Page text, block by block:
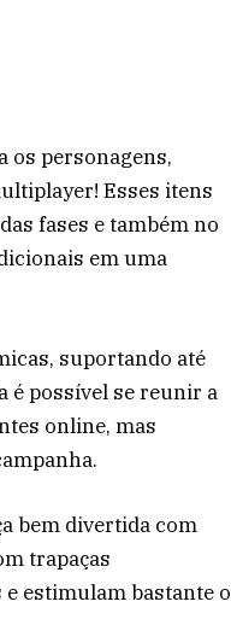
os personagens,
Esses itens
fases e também no
em uma
suportando até
é possível se reunir a
online, mas
bem divertida com
trapaças
e estimulam bastante o